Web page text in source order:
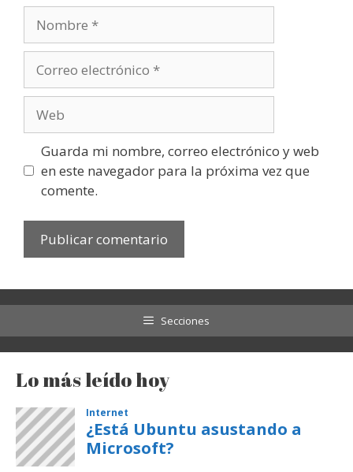
electrónico
Guarda mi nombre, correo electrónico y web
en este navegador para la próxima vez que
comente.
Secciones
Lo más leído hoy